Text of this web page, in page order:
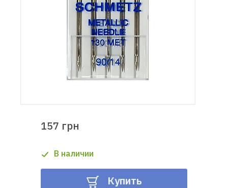
Гарантия
швейной
техники
157 грн
В наличии
Купить